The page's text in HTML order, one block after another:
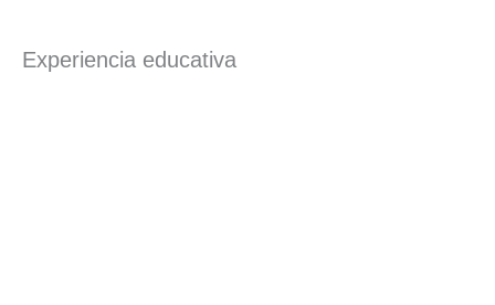
Experiencia educativa